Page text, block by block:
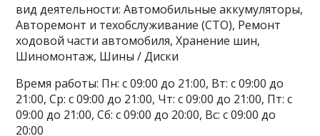
вид деятельности: Автомобильные аккумуляторы,
Авторемонт и техобслуживание (СТО), Ремонт
ходовой части автомобиля, Хранение шин,
Шиномонтаж, Шины / Диски
Время работы: Пн: с 09:00 до 21:00, Вт: с 09:00 до
21:00, Ср: с 09:00 до 21:00, Чт: с 09:00 до 21:00, Пт: с
09:00 до 21:00, Сб: с 09:00 до 20:00, Вс: с 09:00 до
20:00